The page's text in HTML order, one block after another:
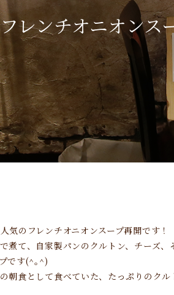
フレンチオニオンス
気のフレンチオニオンスープ再開です！
煮て、自家製パンのクルトン、チーズ
です(^｡^)
朝食として食べていた、たっぷりのク